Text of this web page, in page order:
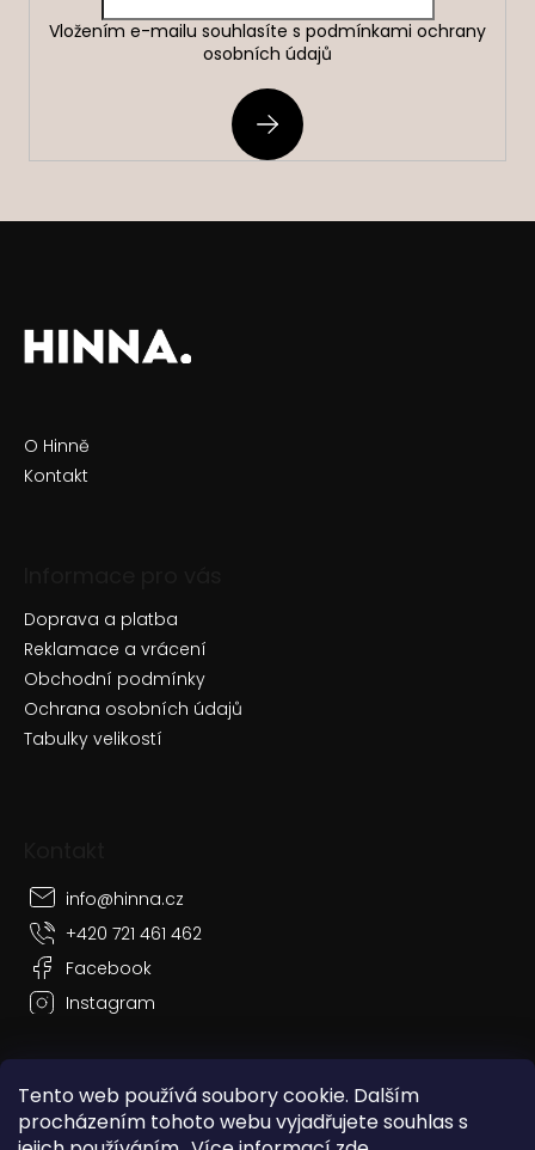
Tento web používá soubory cookie. Dalším
procházením tohoto webu vyjadřujete souhlas s
Vložením e-mailu souhlasíte s podmínkami ochrany
osobních údajů
PŘIHLÁSIT
SE
O Hinně
Kontakt
Doprava a platba
Reklamace a vrácení
Obchodní podmínky
Ochrana osobních údajů
Tabulky velikostí
info@hinna.cz
+420 721 461 462
Facebook
Instagram
Vytvořil Shoptet